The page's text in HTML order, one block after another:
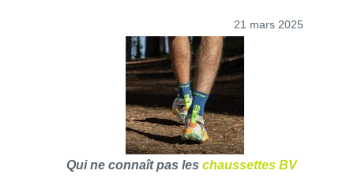
21 mars 2025
Qui ne connaît pas les chaussettes BV